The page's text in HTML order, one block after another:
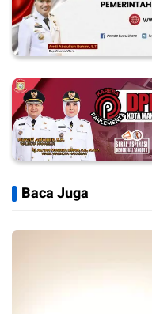
Baca Juga